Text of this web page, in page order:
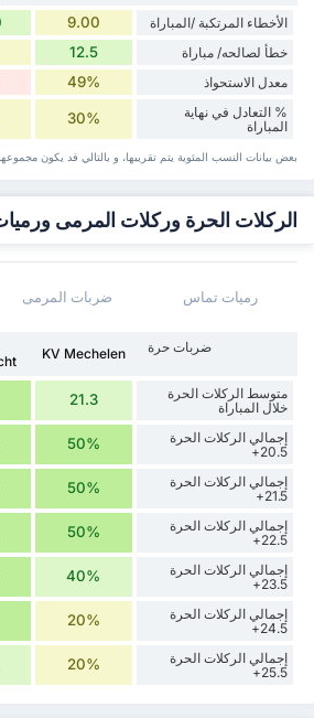
الأخطاء المرتكبة /المباراة 9.00
خطأ لصالحه/ مباراة 12.5
معدل الاستحواذ 49%
% التعادل في نهاية
المباراة
30%
بعض بيانات ‏النسب المئوية يتم تقريبها، و بالتالي قد ‏يكون مجموعها
الركلات الحرة وركلات المرمى
ضربات المرمى رميات تماس
‏ضربات حرة KV Mechelen
متوسط الركلات الحرة
خلال المباراة
21.3
إجمالي الركلات الحرة
20.5+
50%
إجمالي الركلات الحرة
21.5+
50%
إجمالي الركلات الحرة
22.5+
50%
إجمالي الركلات الحرة
23.5+
40%
إجمالي الركلات الحرة
24.5+
20%
إجمالي الركلات الحرة
25.5+
20%